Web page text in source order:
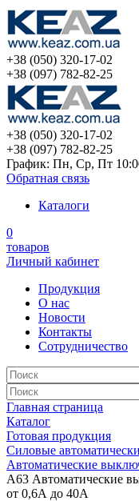
+38 (050) 320-17-02
+38 (097) 782-82-25
+38 (050) 320-17-02
+38 (097) 782-82-25
График: Пн, Ср, Пт
Обратная связь
Каталоги
0
товаров
Личный кабинет
Продукция
О нас
Новости
Контакты
Сотрудничество
Главная страница
Каталог
Готовая продукция
Силовые
Автоматические
А63 Автоматические
от 0,6А до 40А